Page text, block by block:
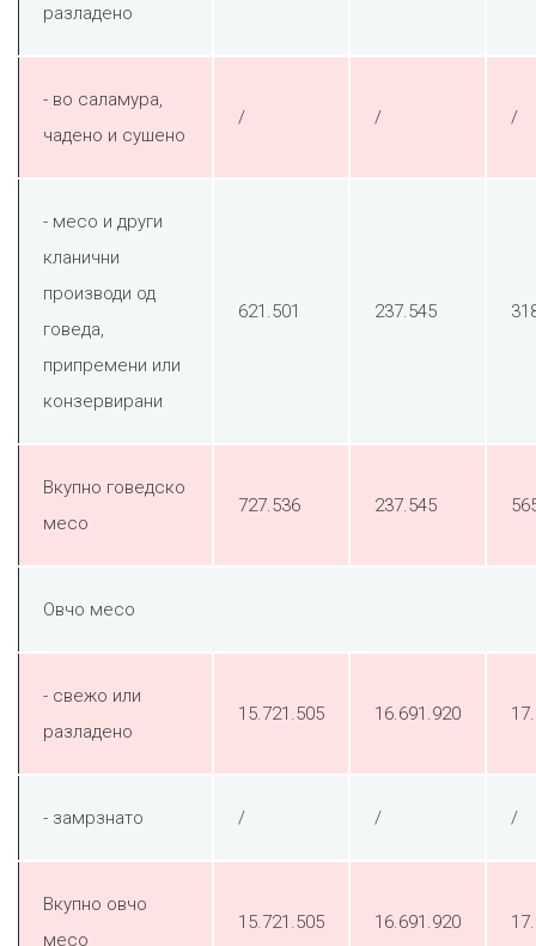
разладено
- во саламура,
чадено и сушено
/ / /
- месо и други
кланични
производи од
говеда,
припремени или
конзервирани
621.501 237.545
Вкупно говедско
месо
727.536 237.545
Овчо месо
- свежо или
разладено
15.721.505 16.691.920
- замрзнато / / /
Вкупно овчо
месо
15.721.505 16.691.920